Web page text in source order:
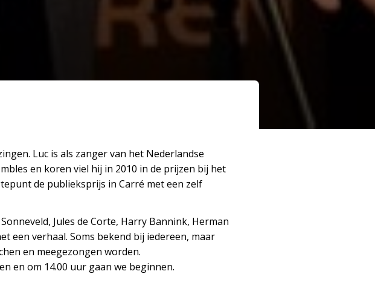
Luc is als zanger van het Nederlandse
en koren viel hij in 2010 in de prijzen bij het
de publieksprijs in Carré met een zelf
Jules de Corte, Harry Bannink, Herman
een verhaal. Soms bekend bij iedereen, maar
en meegezongen worden.
en om 14.00 uur gaan we beginnen.